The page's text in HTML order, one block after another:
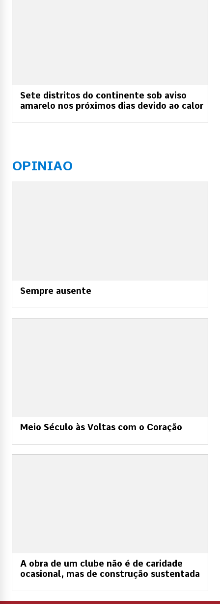
Sete distritos do continente sob aviso
amarelo nos próximos dias devido ao calor
OPINIAO
Sempre ausente
Meio Século às Voltas com o Coração
A obra de um clube não é de caridade
ocasional, mas de construção sustentada